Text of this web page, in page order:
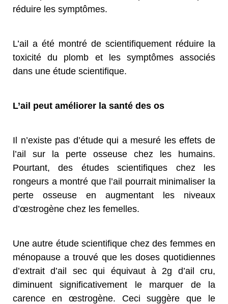
réduire les symptômes.
L’ail a été montré de scientifiquement réduire la
toxicité du plomb et les symptômes associés
dans une étude scientifique.
L’ail peut améliorer la santé des os
Il n’existe pas d’étude qui a mesuré les effets de
l’ail sur la perte osseuse chez les humains.
Pourtant, des études scientifiques chez les
rongeurs a montré que l’ail pourrait minimaliser la
perte osseuse en augmentant les niveaux
d’œstrogène chez les femelles.
Une autre étude scientifique chez des femmes en
ménopause a trouvé que les doses quotidiennes
d’extrait d’ail sec qui équivaut à 2g d’ail cru,
diminuent significativement le marquer de la
carence en œstrogène. Ceci suggère que le